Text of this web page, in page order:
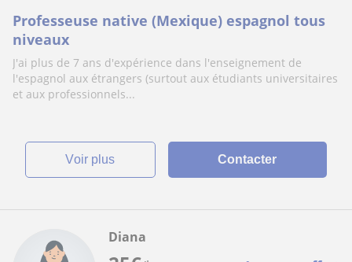
Professeuse native (Mexique) espagnol tous
niveaux
J'ai plus de 7 ans d'expérience dans l'enseignement de
l'espagnol aux étrangers (surtout aux étudiants universitaires
et aux professionnels...
voir plus Contacter
Diana